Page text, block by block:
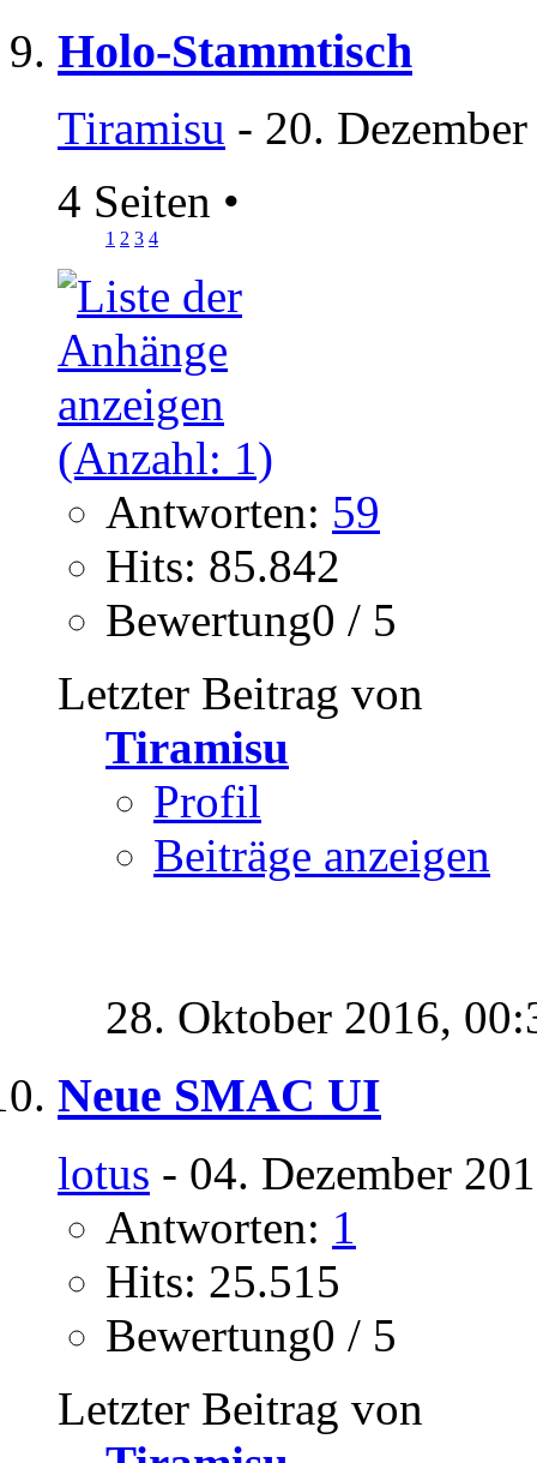
Holo-Stammtisch
Tiramisu - 20.
4 Seiten •
1 2 3 4
Antworten: 59
Hits: 85.842
Bewertung0 / 5
Letzter Beitrag von
Tiramisu
Profil
Beiträge anzeigen
28. Oktober 2016,
Neue SMAC UI
lotus - 04. Dezember
Antworten: 1
Hits: 25.515
Bewertung0 / 5
Letzter Beitrag von